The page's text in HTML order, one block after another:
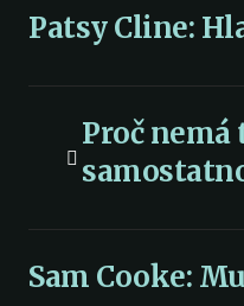
Patsy Cline:
Proč
Sam Cooke: